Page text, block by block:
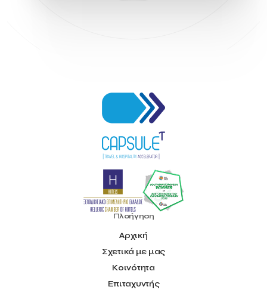
Πλοήγηση
Αρχική
Σχετικά με μας
Κοινότητα
Επιταχυντής